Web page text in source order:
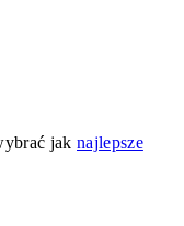
jaknajlepsze